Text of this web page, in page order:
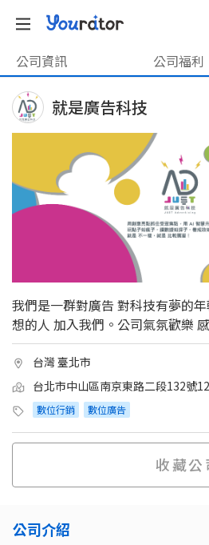
公司資訊 公司福利
就是廣告科技
我們是一群對廣告 對科技有夢的
想的人 加入我們。公司氣氛歡樂
台灣 臺北市
台北市中山區南京東路二段132號
數位行銷 數位廣告
收藏公
公司介紹